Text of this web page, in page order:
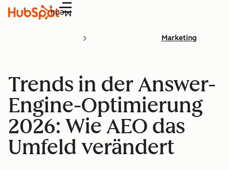
Menü
Marketing
Trends in der Answer-
Engine-Optimierung
2026: Wie AEO das
Umfeld verändert